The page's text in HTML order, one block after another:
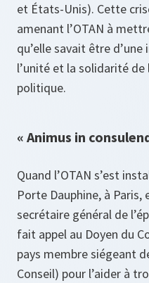
et États-Unis). Cette
amenant l’OTAN à
qu’elle savait être
l’unité et la solidarité de
politique.
« Animus in
Quand l’OTAN s’est
Porte Dauphine, à Paris,
secrétaire général de
fait appel au Doyen du
pays membre siégeant
Conseil) pour l’aider à